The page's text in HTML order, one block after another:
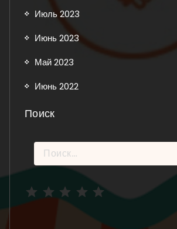
Июль 2023
Июнь 2023
Май 2023
Июнь 2022
Поиск
Найти: